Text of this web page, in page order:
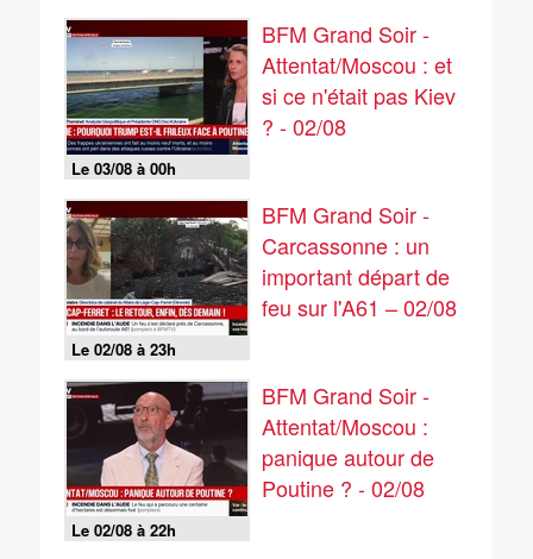
Le 03/08 à 00h
BFM Grand Soir -
Attentat/Moscou : et
si ce n'était pas Kiev
? - 02/08
Le 02/08 à 23h
BFM Grand Soir -
Carcassonne : un
important départ de
feu sur l'A61 – 02/08
Le 02/08 à 22h
BFM Grand Soir -
Attentat/Moscou :
panique autour de
Poutine ? - 02/08